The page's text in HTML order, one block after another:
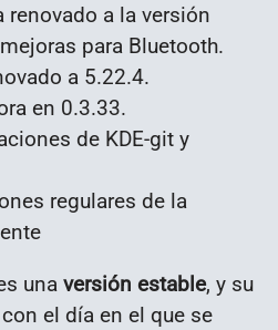
renovado a la versión
para Bluetooth.
a 5.22.4.
en 0.3.33.
de KDE-git y
regulares de la
una versión estable, y su
el día en el que se